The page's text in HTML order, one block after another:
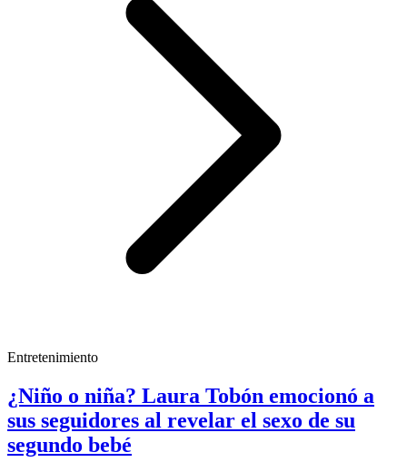
Entretenimiento
¿Niño o niña? Laura Tobón emocionó a
sus seguidores al revelar el sexo de su
segundo bebé